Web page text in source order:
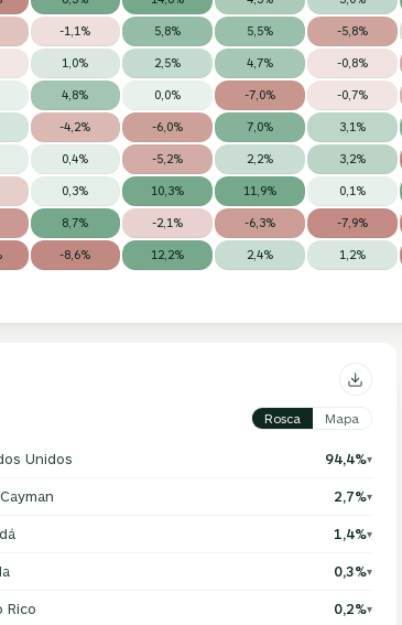
-1,1% 5,8% 5,5% -5,8%
1,0% 2,5% 4,7% -0,8%
4,8% 0,0% -7,0% -0,7%
-4,2% -6,0% 7,0% 3,1%
0,4% -5,2% 2,2% 3,2%
0,3% 10,3% 11,9% 0,1%
8,7% -2,1% -6,3% -7,9%
-8,6% 12,2% 2,4% 1,2%
Rosca Mapa
Unidos 94,4%▾
2,7%▾
1,4%▾
0,3%▾
Rico 0,2%▾